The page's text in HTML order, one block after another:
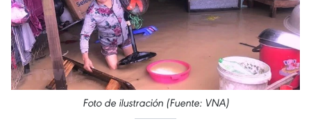
Foto de ilustración (Fuente: VNA)